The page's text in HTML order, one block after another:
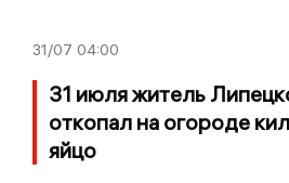
31/07 04:00
31 июля житель
откопал на огороде
яйцо